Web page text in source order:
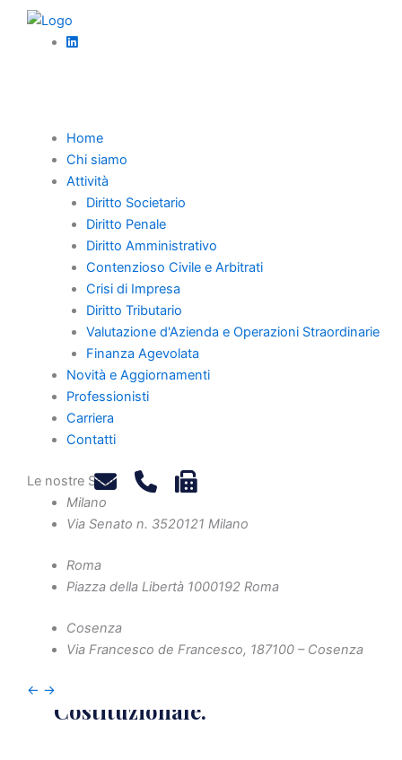
Home
Chi siamo
Attività
Diritto Societario
Diritto Penale
Diritto Amministrativo
Contenzioso Civile e Arbitrati
Crisi di Impresa
Diritto Tributario
Valutazione d'Azienda e Operazioni Straordinarie
Finanza Agevolata
Novità e Aggiornamenti
Professionisti
Carriera
Contatti
Le nostre Sedi
Milano
Via Senato n. 3520121 Milano
Roma
Piazza della Libertà 1000192 Roma
Cosenza
Via Francesco de Francesco, 187100 – Cosenza
← →
Punto di svolta sul
convivente di fatto
nell’impresa
familiare
Pubblicato da Valerie Stella De Caro
Giordanelli
- Diritto societario
Le Sezioni Unite si sono
dei diritti dei conviventi di
fatto che partecipano
all’impresa familiare, in
applicazione delle recenti
statuizioni della Corte
Costituzionale.